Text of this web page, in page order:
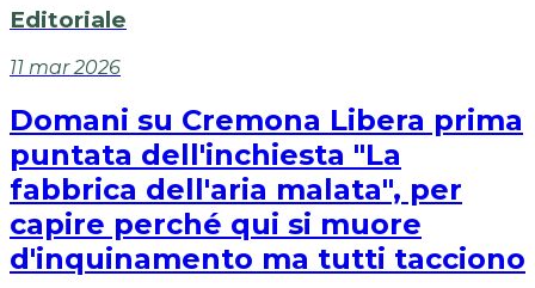
Editoriale
11 mar 2026
Domani su Cremona Libera prima
puntata dell'inchiesta "La
fabbrica dell'aria malata", per
capire perché qui si muore
d'inquinamento ma tutti tacciono